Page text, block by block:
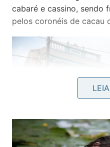
cabaré e cassino, sendo
pelos coronéis de cacau